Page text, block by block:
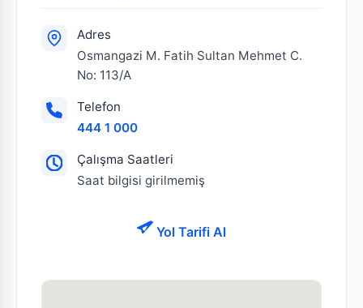
Adres
Osmangazi M. Fatih Sultan Mehmet C.
No: 113/A
Telefon
444 1 000
Çalışma Saatleri
Saat bilgisi girilmemiş
Yol Tarifi Al